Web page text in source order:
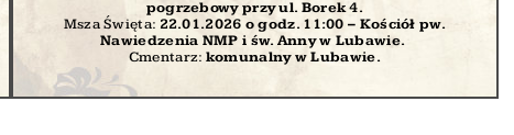
pogrzebowy przy ul. Borek 4.
Msza Święta: 22.01.2026 o godz. 11:00– Kościół pw.
Nawiedzenia NMP i św. Anny w Lubawie.
Cmentarz: komunalny w Lubawie.